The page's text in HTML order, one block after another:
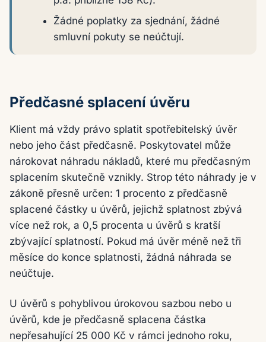
Žádné poplatky za sjednání, žádné
smluvní pokuty se neúčtují.
Předčasné splacení úvěru
Klient má vždy právo splatit spotřebitelský úvěr
nebo jeho část předčasně. Poskytovatel může
nárokovat náhradu nákladů, které mu předčasným
splacením skutečně vznikly. Strop této náhrady je v
zákoně přesně určen: 1 procento z předčasně
splacené částky u úvěrů, jejichž splatnost zbývá
více než rok, a 0,5 procenta u úvěrů s kratší
zbývající splatností. Pokud má úvěr méně než tři
měsíce do konce splatnosti, žádná náhrada se
neúčtuje.
U úvěrů s pohyblivou úrokovou sazbou nebo u
úvěrů, kde je předčasně splacena částka
nepřesahující 25 000 Kč v rámci jednoho roku,